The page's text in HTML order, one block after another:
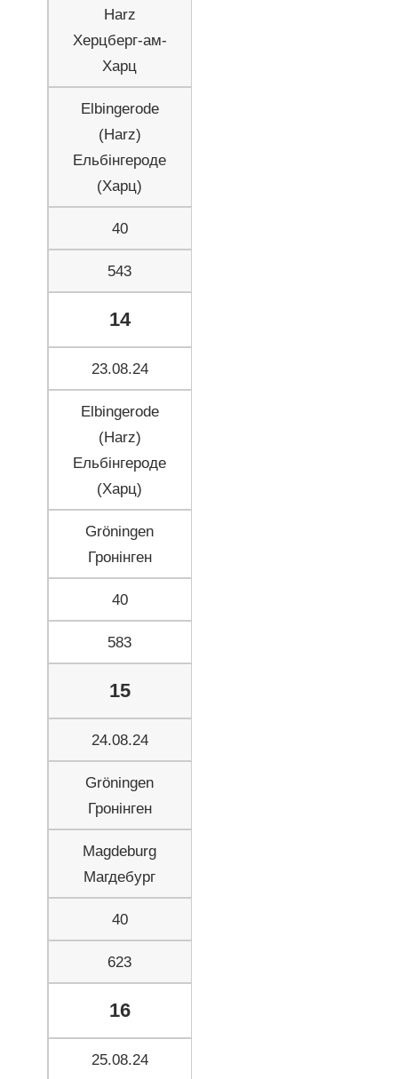
Harz
Херцберг-ам-
Харц
Elbingerode
(Harz)
Ельбінгероде
(Харц)
40
543
14
23.08.24
Elbingerode
(Harz)
Ельбінгероде
(Харц)
Gröningen
Гронінген
40
583
15
24.08.24
Gröningen
Гронінген
Magdeburg
Магдебург
40
623
16
25.08.24